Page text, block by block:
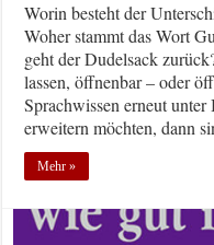
Worin besteht der
Woher stammt das Wort
geht der Dudelsack
lassen, öffnenbar – oder
Sprachwissen erneut
erweitern möchten, dann
Mehr »